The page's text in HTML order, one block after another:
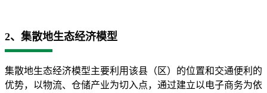
2、集散地生态经济模型
集散地生态经济模型主要利用该县（区）的位置和交通便利的
优势，以物流、仓储产业为切入点，通过建立以电子商务为依